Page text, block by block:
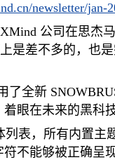
newsletter/jan-
公司在思杰
是差不多的，也
了全新
眼在未来的黑科
列表，所有内置主
不能够被正确呈